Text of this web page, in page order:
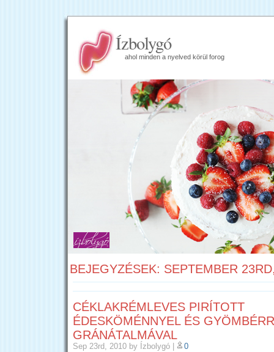
Ízbolygó
ahol minden a nyelved körül forog
BEJEGYZÉSEK: SEPTEMBER
CÉKLAKRÉMLEVES PIRÍTOTT
ÉDESKÖMÉNNYEL ÉS
GRÁNÁTALMÁVAL
Sep 23rd, 2010 by Ízbolygó
0